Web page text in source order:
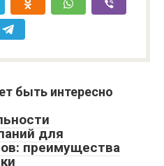
быть интересно
для
преимущества